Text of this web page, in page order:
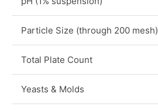
Particle Size (through 200 mesh)
Total Plate Count
Yeasts & Molds